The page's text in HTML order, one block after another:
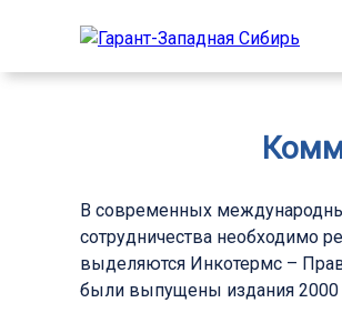
В современных
сотрудничества необходимо
выделяются Инкотермс –
были выпущены издания 2000